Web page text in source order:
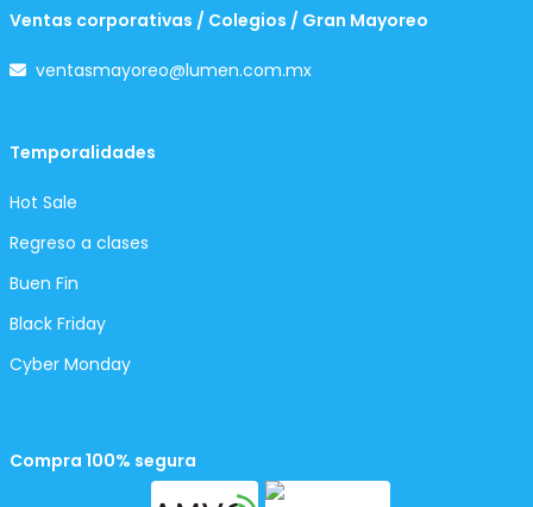
Ventas corporativas / Colegios / Gran Mayoreo
ventasmayoreo@lumen.com.mx
Temporalidades
Hot Sale
Regreso a clases
Buen Fin
Black Friday
Cyber Monday
Compra 100% segura